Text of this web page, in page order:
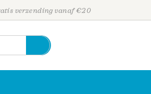
verzending vanaf €20